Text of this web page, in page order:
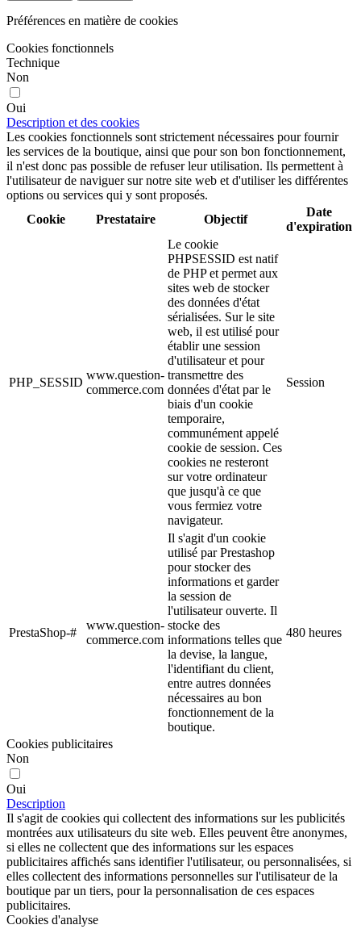
Préférences en matière de cookies
Cookies fonctionnels
Technique
Non
Oui
Description et des cookies
Les cookies fonctionnels sont strictement nécessaires pour fournir
les services de la boutique, ainsi que pour son bon fonctionnement,
il n'est donc pas possible de refuser leur utilisation. Ils permettent à
l'utilisateur de naviguer sur notre site web et d'utiliser les différentes
options ou services qui y sont proposés.
Cookie
Prestataire Objectif
Date
d'expiration
PHP_SESSID
www.question-
commerce.com
Le cookie
PHPSESSID est natif
de PHP et permet aux
sites web de stocker
des données d'état
sérialisées. Sur le site
web, il est utilisé pour
établir une session
d'utilisateur et pour
transmettre des
données d'état par le
biais d'un cookie
temporaire,
communément appelé
cookie de session. Ces
cookies ne resteront
sur votre ordinateur
que jusqu'à ce que
vous fermiez votre
navigateur.
Session
PrestaShop-#
www.question-
commerce.com
Il s'agit d'un cookie
utilisé par Prestashop
pour stocker des
informations et garder
la session de
l'utilisateur ouverte. Il
stocke des
informations telles que
la devise, la langue,
l'identifiant du client,
entre autres données
nécessaires au bon
fonctionnement de la
boutique.
480 heures
Cookies publicitaires
Non
Oui
Description
Il s'agit de cookies qui collectent des informations sur les publicités
montrées aux utilisateurs du site web. Elles peuvent être anonymes,
si elles ne collectent que des informations sur les espaces
publicitaires affichés sans identifier l'utilisateur, ou personnalisées, si
elles collectent des informations personnelles sur l'utilisateur de la
boutique par un tiers, pour la personnalisation de ces espaces
publicitaires.
Cookies d'analyse